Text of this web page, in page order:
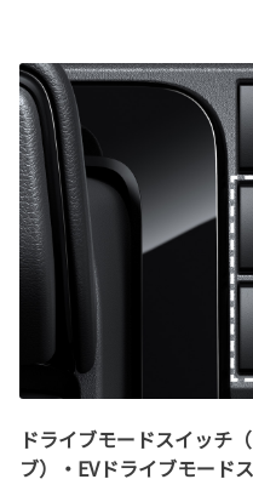
ドライブモードスイッチ
ブ）・EVドライブモード